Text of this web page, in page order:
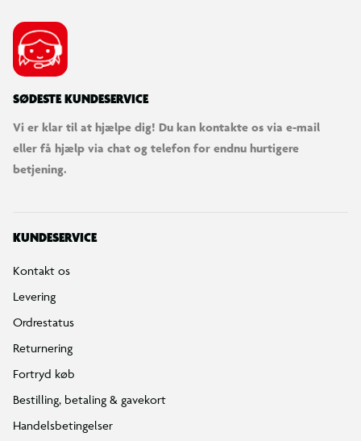
SØDESTE KUNDESERVICE
Vi er klar til at hjælpe dig! Du kan kontakte os via e-mail
eller få hjælp via chat og telefon for endnu hurtigere
betjening.
KUNDESERVICE
Kontakt os
Levering
Ordrestatus
Returnering
Fortryd køb
Bestilling, betaling & gavekort
Handelsbetingelser